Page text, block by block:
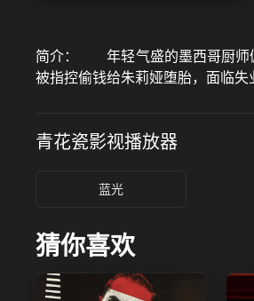
简介：
年轻气盛的墨西哥厨师佩
被指控偷钱给朱莉娅堕胎，面临失
青花瓷影视播放器
蓝光
猜你喜欢